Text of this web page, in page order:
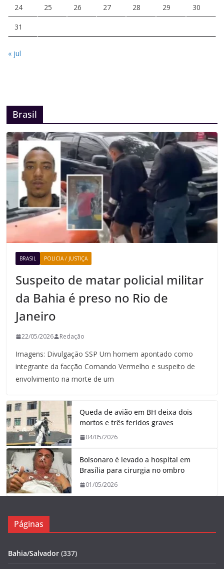
24 25 26 27 28 29 30
31
« jul
Brasil
BRASIL POLICIA / JUSTIÇA
Suspeito de matar policial militar
da Bahia é preso no Rio de
Janeiro
22/05/2026 Redação
Imagens: Divulgação SSP Um homem apontado como
integrante da facção Comando Vermelho e suspeito de
envolvimento na morte de um
Queda de avião em BH deixa dois
mortos e três feridos graves
04/05/2026
Bolsonaro é levado a hospital em
Brasília para cirurgia no ombro
01/05/2026
Páginas
Bahia/Salvador (337)